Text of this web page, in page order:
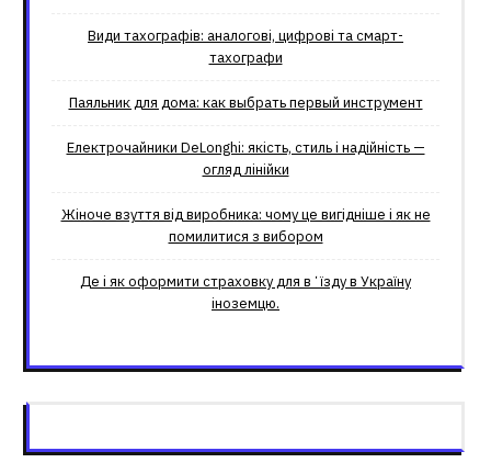
Види тахографів: аналогові, цифрові та смарт-
тахографи
Паяльник для дома: как выбрать первый инструмент
Електрочайники DeLonghi: якість, стиль і надійність —
огляд лінійки
Жіноче взуття від виробника: чому це вигідніше і як не
помилитися з вибором
Де і як оформити страховку для вʼїзду в Україну
іноземцю.